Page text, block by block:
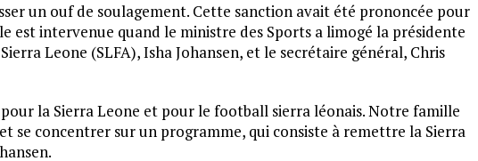
un ouf de soulagement. Cette sanction avait été prononcée pour
est intervenue quand le ministre des Sports a limogé la présidente
Leone (SLFA), Isha Johansen, et le secrétaire général, Chris
la Sierra Leone et pour le football sierra léonais. Notre famille
se concentrer sur un programme, qui consiste à remettre la Sierra